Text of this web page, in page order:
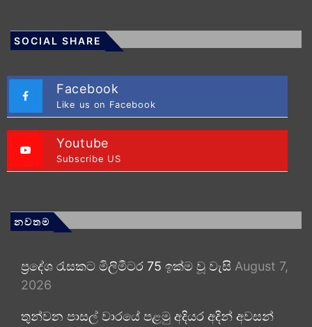
SOCIAL SHARE
Facebook
Like us on Facebook
Youtube
Subscribe US
නවතම
ප්‍රදේශ රැසකට මිලිමීටර 75 ඉක්ම වූ වැසි August 7,
2026
තුන්වන පාසල් වාරයේ පළමු අදියර අදින් අවසන්